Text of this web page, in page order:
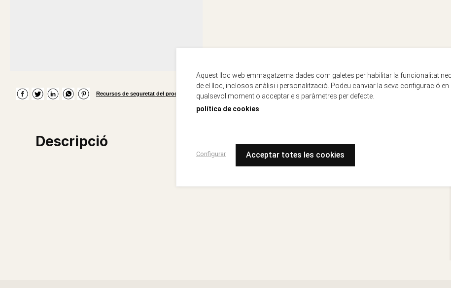
Recursos de seguretat del producte
Descripció
Aquest lloc web emmagatzema dades com galetes per habilitar la funcionalitat
de el lloc, inclosos anàlisi i personalització. Podeu canviar la seva configuració en
qualsevol moment o acceptar els paràmetres per defecte.
política de cookies
Configurar Acceptar totes les cookies